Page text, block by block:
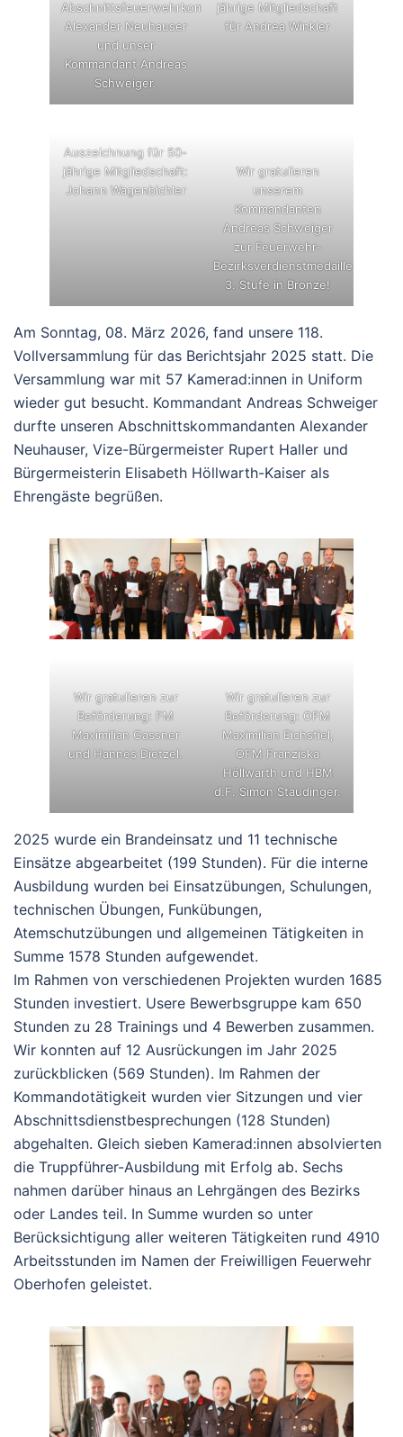
Abschnittsfeuerwehrkommandant
Alexander Neuhauser
und unser
Kommandant Andreas
Schweiger.
jährige Mitgliedschaft
für Andrea Winkler
Auszeichnung für 50-
jährige Mitgliedschaft:
Johann Wagenbichler
Wir gratulieren
unserem
Kommandanten
Andreas Schweiger
zur Feuerwehr-
Bezirksverdienstmedaille
3. Stufe in Bronze!
Am Sonntag, 08. März 2026, fand unsere 118.
Vollversammlung für das Berichtsjahr 2025 statt. Die
Versammlung war mit 57 Kamerad:innen in Uniform
wieder gut besucht. Kommandant Andreas Schweiger
durfte unseren Abschnittskommandanten Alexander
Neuhauser, Vize-Bürgermeister Rupert Haller und
Bürgermeisterin Elisabeth Höllwarth-Kaiser als
Ehrengäste begrüßen.
Wir gratulieren zur
Beförderung: FM
Maximilian Gassner
und Hannes Dietzel.
Wir gratulieren zur
Beförderung: OFM
Maximilian Eichstiel,
OFM Franziska
Höllwarth und HBM
d.F. Simon Staudinger.
2025 wurde ein Brandeinsatz und 11 technische
Einsätze abgearbeitet (199 Stunden). Für die interne
Ausbildung wurden bei Einsatzübungen, Schulungen,
technischen Übungen, Funkübungen,
Atemschutzübungen und allgemeinen Tätigkeiten in
Summe 1578 Stunden aufgewendet.
Im Rahmen von verschiedenen Projekten wurden 1685
Stunden investiert. Usere Bewerbsgruppe kam 650
Stunden zu 28 Trainings und 4 Bewerben zusammen.
Wir konnten auf 12 Ausrückungen im Jahr 2025
zurückblicken (569 Stunden). Im Rahmen der
Kommandotätigkeit wurden vier Sitzungen und vier
Abschnittsdienstbesprechungen (128 Stunden)
abgehalten. Gleich sieben Kamerad:innen absolvierten
die Truppführer-Ausbildung mit Erfolg ab. Sechs
nahmen darüber hinaus an Lehrgängen des Bezirks
oder Landes teil. In Summe wurden so unter
Berücksichtigung aller weiteren Tätigkeiten rund 4910
Arbeitsstunden im Namen der Freiwilligen Feuerwehr
Oberhofen geleistet.